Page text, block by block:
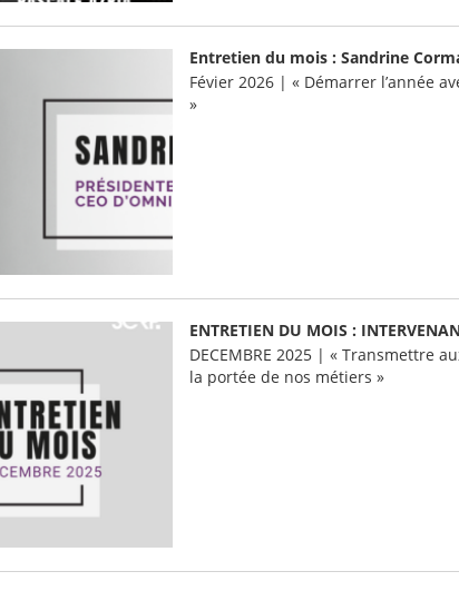
Entretien du mois : Sandrine
Févier 2026 | « Démarrer l’année
»
ENTRETIEN DU MOIS :
DECEMBRE 2025 | « Transmettre
la portée de nos métiers »